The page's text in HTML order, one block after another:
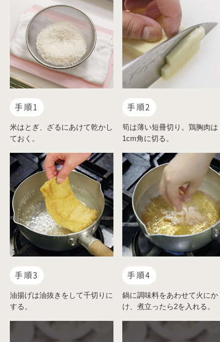
手順1
米はとぎ、ざるにあけて乾かし
ておく。
手順2
筍は薄い短冊切り。鶏胸肉は
1cm角に切る。
手順3
油揚げは油抜きをして千切りに
する。
手順4
鍋に調味料をあわせて火にか
け、煮立ったら2を入れる。